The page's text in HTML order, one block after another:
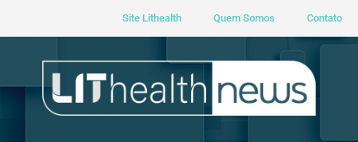
Site Lithealth Quem Somos Contato